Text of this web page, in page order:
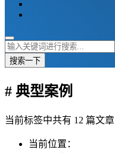
搜索一下
# 典型案例
当前标签中共有 12 篇文章
当前位置：